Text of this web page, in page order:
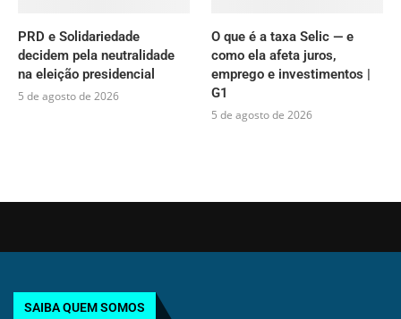
PRD e Solidariedade
decidem pela neutralidade
na eleição presidencial
5 de agosto de 2026
O que é a taxa Selic — e
como ela afeta juros,
emprego e investimentos |
G1
5 de agosto de 2026
SAIBA QUEM SOMOS